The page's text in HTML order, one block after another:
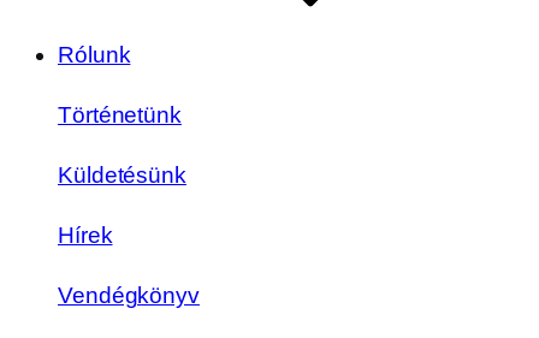
Rólunk
Történetünk
Küldetésünk
Hírek
Vendégkönyv